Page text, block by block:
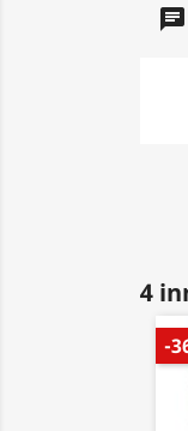
4
-